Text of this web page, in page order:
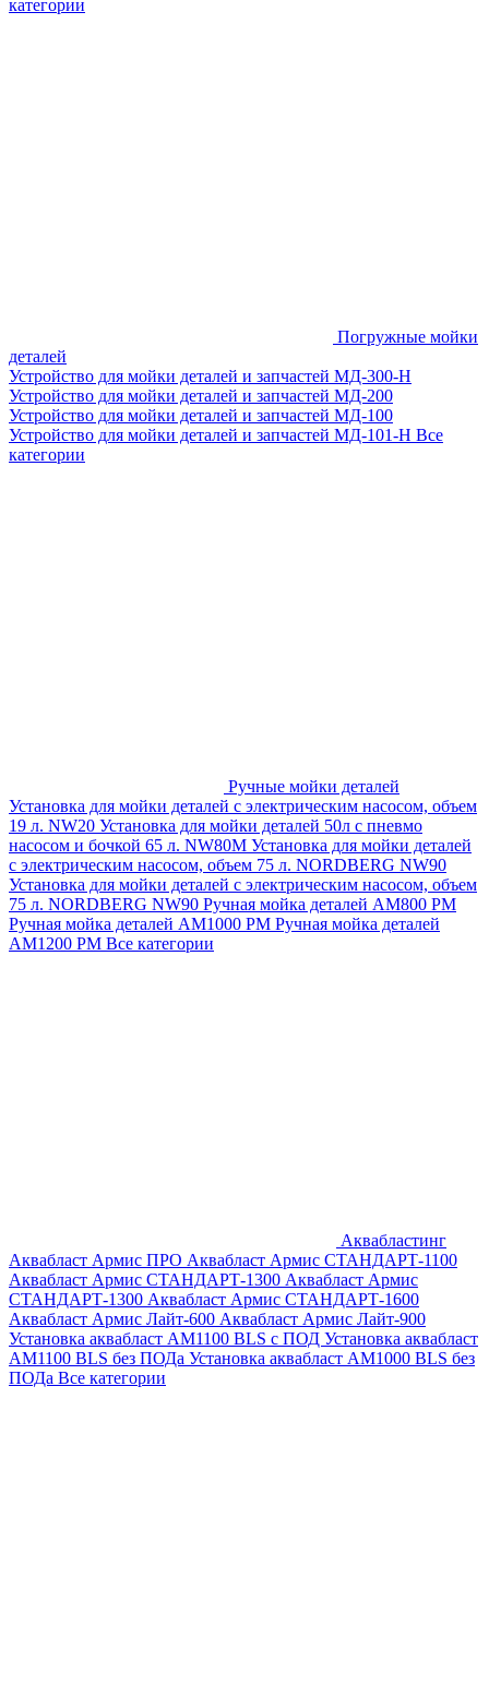
категории
Погружные мойки
деталей
Устройство для мойки деталей и запчастей МД-300-H
Устройство для мойки деталей и запчастей МД-200
Устройство для мойки деталей и запчастей МД-100
Устройство для мойки деталей и запчастей МД-101-Н Все
категории
Ручные мойки деталей
Установка для мойки деталей с электрическим насосом, объем
19 л. NW20 Установка для мойки деталей 50л с пневмо
насосом и бочкой 65 л. NW80M Установка для мойки деталей
с электрическим насосом, объем 75 л. NORDBERG NW90
Установка для мойки деталей с электрическим насосом, объем
75 л. NORDBERG NW90 Ручная мойка деталей АМ800 РМ
Ручная мойка деталей АМ1000 РМ Ручная мойка деталей
АМ1200 РМ Все категории
Аквабластинг
Аквабласт Армис ПРО Аквабласт Армис СТАНДАРТ-1100
Аквабласт Армис СТАНДАРТ-1300 Аквабласт Армис
СТАНДАРТ-1300 Аквабласт Армис СТАНДАРТ-1600
Аквабласт Армис Лайт-600 Аквабласт Армис Лайт-900
Установка аквабласт AM1100 BLS с ПОД Установка аквабласт
AM1100 BLS без ПОДа Установка аквабласт AM1000 BLS без
ПОДа Все категории